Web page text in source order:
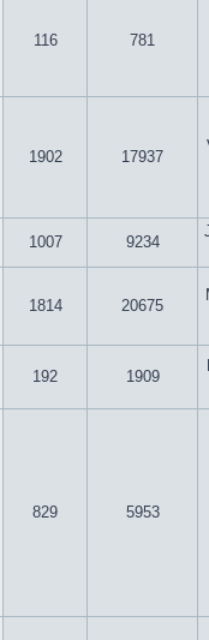
116 781
1902 17937
1007 9234
1814 20675
192 1909
829 5953